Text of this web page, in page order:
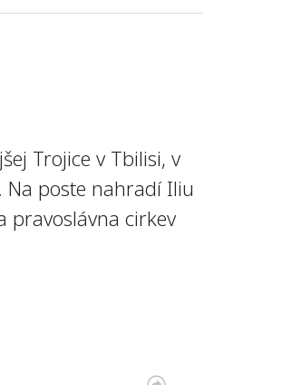
Trojice v Tbilisi, v
poste nahradí Iliu
pravoslávna cirkev